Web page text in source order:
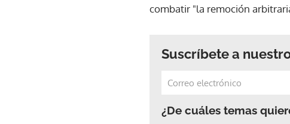
combatir "la remoción
Suscríbete a
¿De cuáles temas